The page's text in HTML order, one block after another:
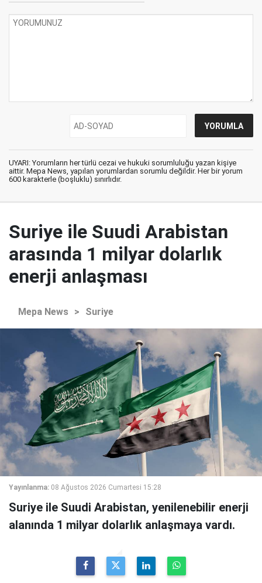
UYARI: Yorumların her türlü cezai ve hukuki sorumluluğu yazan kişiye
aittir. Mepa News, yapılan yorumlardan sorumlu değildir. Her bir yorum
600 karakterle (boşluklu) sınırlıdır.
Suriye ile Suudi Arabistan
arasında 1 milyar dolarlık
enerji anlaşması
Mepa News > Suriye
Yayınlanma: 08 Ağustos 2026 Cumartesi 15:28
Suriye ile Suudi Arabistan, yenilenebilir enerji
alanında 1 milyar dolarlık anlaşmaya vardı.